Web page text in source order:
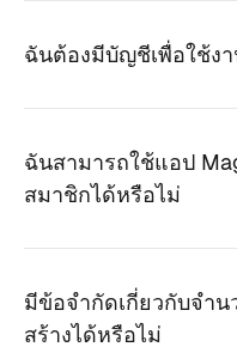
ฉันต้องมีบัญชีเพื่อใช้ง
ฉันสามารถใช้แอป
สมาชิกได้หรือไม่
มีข้อจำกัดเกี่ยวกับจำ
สร้างได้หรือไม่